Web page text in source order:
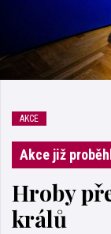
AKCE
Akce již
Hroby
králů